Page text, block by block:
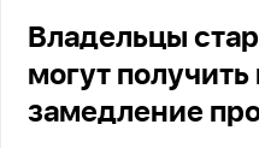
Владельцы
могут получить
замедление